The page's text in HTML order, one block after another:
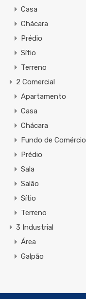
Casa
Chácara
Prédio
Sítio
Terreno
2 Comercial
Apartamento
Casa
Chácara
Fundo de Comércio
Prédio
Sala
Salão
Sítio
Terreno
3 Industrial
Área
Galpão